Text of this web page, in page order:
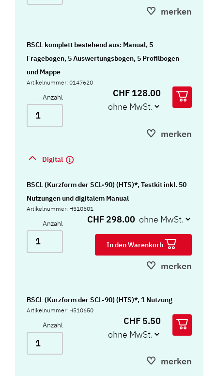
merken
BSCL komplett bestehend aus: Manual, 5
Fragebogen, 5 Auswertungsbogen, 5 Profilbogen
und Mappe
Artikelnummer: 0147620
Anzahl CHF 128.00
merken
Digital
BSCL (Kurzform der SCL-90) (HTS)*, Testkit inkl. 50
Nutzungen und digitalem Manual
Artikelnummer: H510601
Anzahl CHF 298.00
In den Warenkorb
merken
BSCL (Kurzform der SCL-90) (HTS)*, 1 Nutzung
Artikelnummer: H510650
Anzahl CHF 5.50
merken